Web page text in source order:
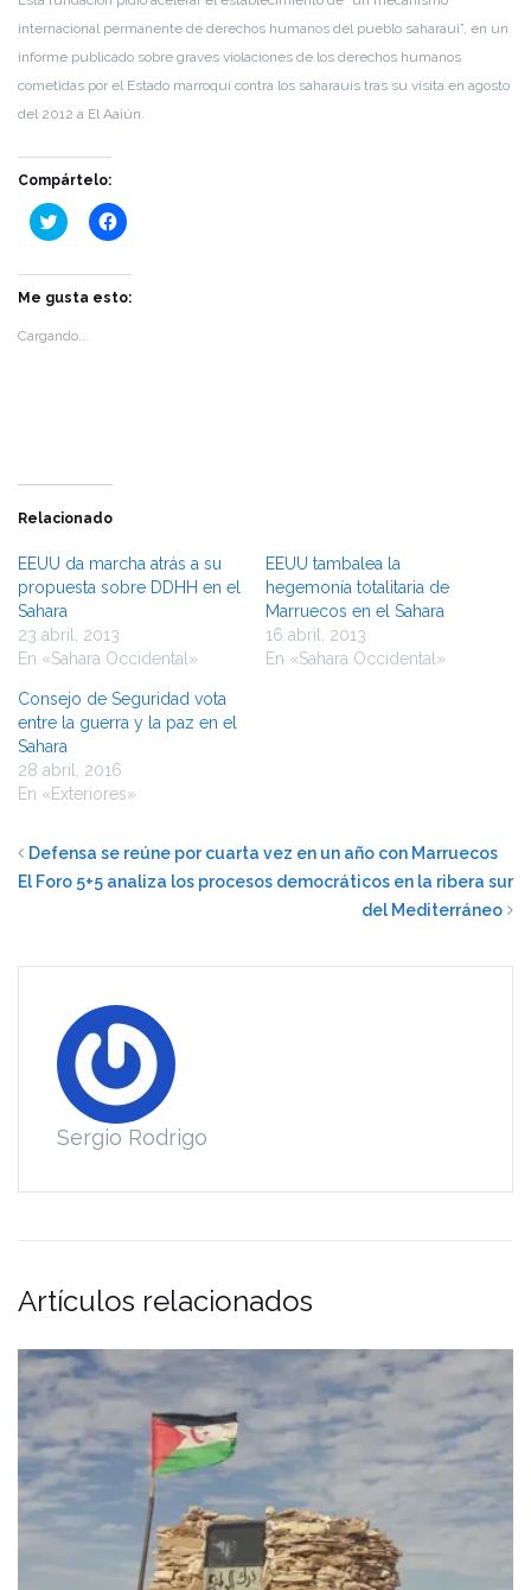
internacional permanente de derechos humanos del pueblo saharaui”, en un
informe publicado sobre graves violaciones de los derechos humanos
cometidas por el Estado marroquí contra los saharauis tras su visita en agosto
del 2012 a El Aaiún.
Compártelo:
Haz
clic
en
Twitter
abre
en
Haz
clic
en
Facebook
Me gusta esto:
Cargando...
Relacionado
EEUU da marcha atrás a su
propuesta sobre DDHH en el
Sahara
23 abril, 2013
En «Sahara Occidental»
EEUU tambalea la
hegemonía totalitaria de
Marruecos en el Sahara
16 abril, 2013
En «Sahara Occidental»
Consejo de Seguridad vota
entre la guerra y la paz en el
Sahara
28 abril, 2016
En «Exteriores»
Defensa se reúne por cuarta vez en un año con Marruecos
El Foro 5+5 analiza los procesos democráticos en la ribera sur
del Mediterráneo
Sergio Rodrigo
Artículos relacionados